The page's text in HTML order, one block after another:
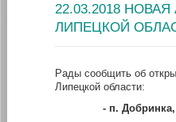
Информация
22.03.2018
ЛИПЕЦКОЙ
Рады сообщить об
Липецкой области:
- п.